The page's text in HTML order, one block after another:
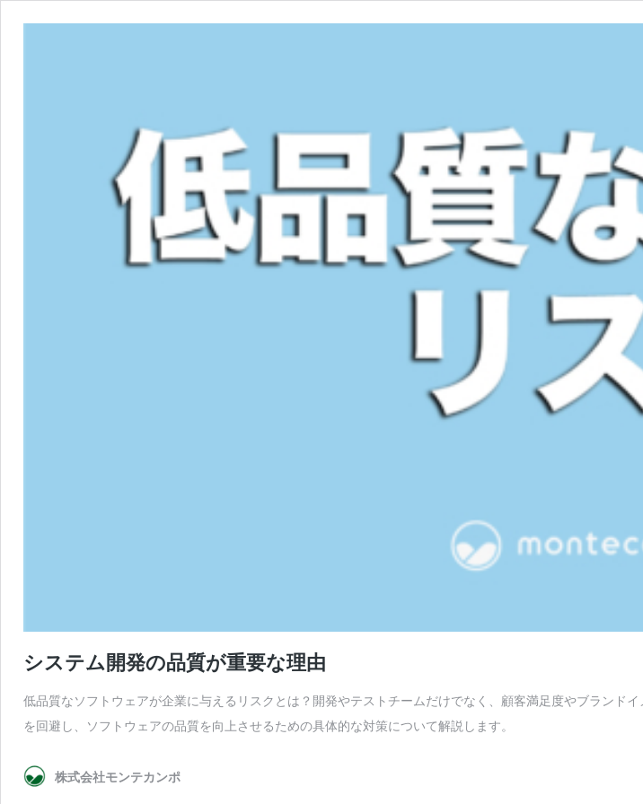
システム開発の品質が重要な理由
低品質なソフトウェアが企業に与えるリスクとは？開発やテストチームだけでなく、顧客満足度やブランド
を回避し、ソフトウェアの品質を向上させるための具体的な対策について解説します。
株式会社モンテカンポ